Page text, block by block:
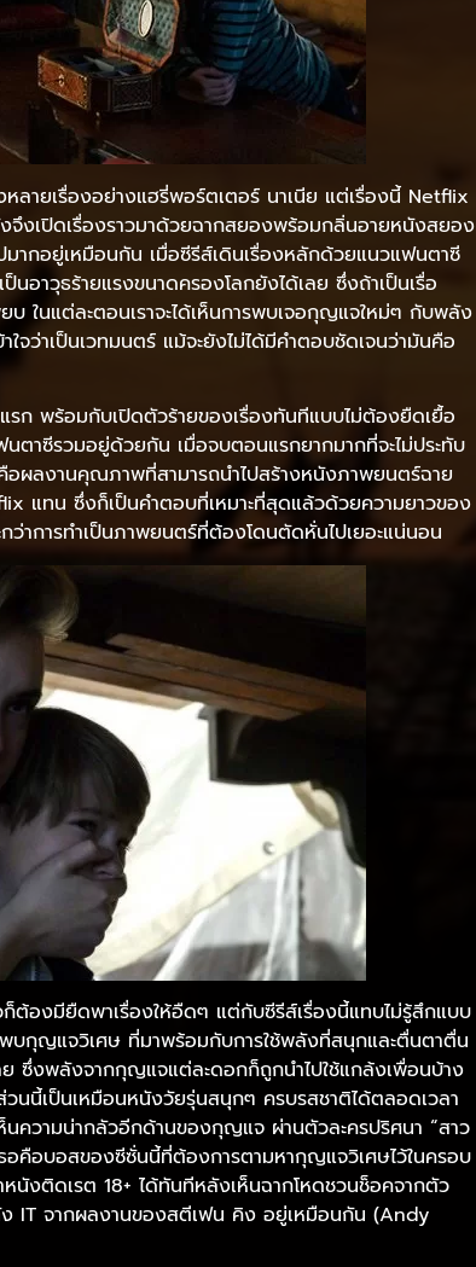
ายเรื่องอย่างแฮรี่พอร์ตเตอร์ นาเนีย แต่เรื่องนี้ Netflix
งเปิดเรื่องราวมาด้วยฉากสยองพร้อมกลิ่นอายหนังสยอง
กอยู่เหมือนกัน เมื่อซีรีส์เดินเรื่องหลักด้วยแนวแฟนตาซี
อาวุธร้ายแรงขนาดครองโลกยังได้เลย ซึ่งถ้าเป็นเรื่อ
ในแต่ละตอนเราจะได้เห็นการพบเจอกุญแจใหม่ๆ กับพลัง
ว่าเป็นเวทมนตร์ แม้จะยังไม่ได้มีคำตอบชัดเจนว่ามันคือ
ก พร้อมกับเปิดตัวร้ายของเรื่องทันทีแบบไม่ต้องยืดเยื้อ
าซีรวมอยู่ด้วยกัน เมื่อจบตอนแรกยากมากที่จะไม่ประทับ
อผลงานคุณภาพที่สามารถนำไปสร้างหนังภาพยนตร์ฉาย
แทน ซึ่งก็เป็นคำตอบที่เหมาะที่สุดแล้วด้วยความยาวของ
ว่าการทำเป็นภาพยนตร์ที่ต้องโดนตัดหั่นไปเยอะแน่นอน
ก็ต้องมียืดพาเรื่องให้อืดๆ แต่กับซีรีส์เรื่องนี้แทบไม่รู้สึกแบบ
พบกุญแจวิเศษ ที่มาพร้อมกับการใช้พลังที่สนุกและตื่นตาตื่น
ย ซึ่งพลังจากกุญแจแต่ละดอกก็ถูกนำไปใช้แกล้งเพื่อนบ้าง
วนนี้เป็นเหมือนหนังวัยรุ่นสนุกๆ ครบรสชาติได้ตลอดเวลา
ห็นความน่ากลัวอีกด้านของกุญแจ ผ่านตัวละครปริศนา “สาว
อคือบอสของซีซั่นนี้ที่ต้องการตามหากุญแจวิเศษไว้ในครอบ
นังติดเรต 18+ ได้ทันทีหลังเห็นฉากโหดชวนช็อคจากตัว
IT จากผลงานของสตีเฟน คิง อยู่เหมือนกัน (Andy